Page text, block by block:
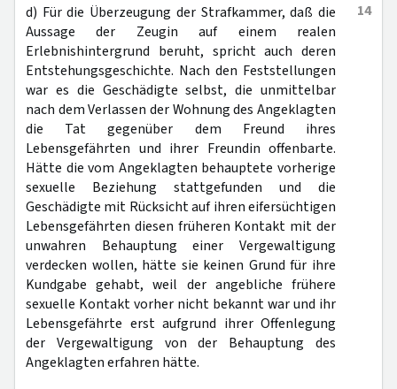
14
d) Für die Überzeugung der Strafkammer, daß die
Aussage der Zeugin auf einem realen
Erlebnishintergrund beruht, spricht auch deren
Entstehungsgeschichte. Nach den Feststellungen
war es die Geschädigte selbst, die unmittelbar
nach dem Verlassen der Wohnung des Angeklagten
die Tat gegenüber dem Freund ihres
Lebensgefährten und ihrer Freundin offenbarte.
Hätte die vom Angeklagten behauptete vorherige
sexuelle Beziehung stattgefunden und die
Geschädigte mit Rücksicht auf ihren eifersüchtigen
Lebensgefährten diesen früheren Kontakt mit der
unwahren Behauptung einer Vergewaltigung
verdecken wollen, hätte sie keinen Grund für ihre
Kundgabe gehabt, weil der angebliche frühere
sexuelle Kontakt vorher nicht bekannt war und ihr
Lebensgefährte erst aufgrund ihrer Offenlegung
der Vergewaltigung von der Behauptung des
Angeklagten erfahren hätte.